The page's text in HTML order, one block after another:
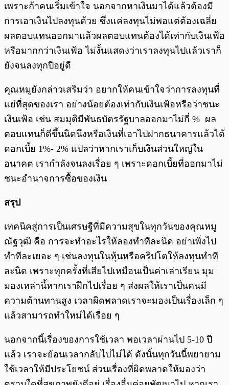
เพราะถ้าคนเริ่มเข้าใจ นอกจากหาเงินมาได้แล้วต้องมี
การเอาเงินไปลงทุนด้วย ซึ่งแค่ลงทุนไม่พอแต่ต้องเฉลี่ย
ผลตอบแทนออกมาแล้วผลตอบแทนต้องได้เท่ากับเงินเฟ้อ
หรือมากกว่าเงินเฟ้อ ไม่งั้นแสดงว่าเราลงทุนไปแล้วเราก็
ยังจนลงทุกปีอยู่ดี
คุณหมูยังกล่าวเสริมว่า อยากให้คนเข้าใจว่าการลงทุนที่
แย่ที่สุดของเรา อย่างน้อยต้องเท่ากับเงินเฟ้อหรือว่าชนะ
เงินเฟ้อ เช่น สมมุติมีพันธบัตรรัฐบาลออกมาไม่กี่ % ผล
ตอบแทนก็ดีขึ้นนิดนึงหรือเงินที่เอาไปฝากธนาคารแล้วได้
ดอกเบี้ย 1%- 2% แปลว่าหากเราเก็บเงินส่วนใหญ่ใน
อนาคต เรากำลังจนลงเรื่อย ๆ เพราะดอกเบี้ยที่ออกมาไม่
ชนะอำนาจการซื้อของเงิน
สรุป
เทคนิคสู่การเป็นเศรษฐีที่มีความสุขในทุกวันของคุณหมู
ณัฐวุฒิ คือ การจะทำอะไรให้ลองทำทีละนิด อย่าเพิ่งไป
ทำทีละเยอะ ๆ เช่นลงทุนในหุ้นหรือคริปโตให้ลงทุนทำที
ละนิด เพราะทุกครั้งที่เสียไปเหมือนเป็นค่าเล่าเรียน มุม
มองเหล่านี้หากเราฝึกไปเรื่อย ๆ ส่งผลให้เราเป็นคนมี
ความต้านทานสูง เวลาผิดพลาดเราจะมองเป็นเรื่องเล็ก ๆ
แล้วสามารถทำใหม่ได้เรื่อย ๆ
นอกจากนี้เรื่องของการใช้เวลา พอเวลาผ่านไป 5-10 ปี
แล้ว เราจะย้อนเวลากลับไปไม่ได้ ดังนั้นทุกวันนี้พยายาม
ใช้เวลาให้มีประโยชน์ ส่วนเรื่องที่ผิดพลาดให้มองว่า